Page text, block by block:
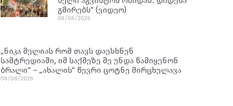
გმირებს“ (ვიდეო)
08/08/2026
„ნიკა მელიას რომ თავს დაესხნენ
სამტრედიაში, იმ საქმეზე მე უნდა წამიყენონ
ბრალი“ – „ახალის“ წევრი ცოტნე მირცხულავა
08/08/2026